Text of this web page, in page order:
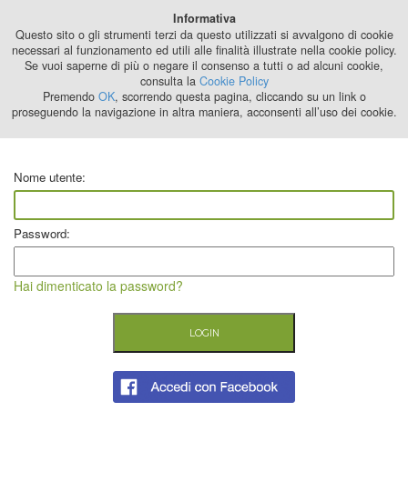
2024
Nome utente:
Password:
Hai dimenticato la password?
Informativa
Questo sito o gli strumenti terzi da questo utilizzati si avvalgono di cookie
necessari al funzionamento ed utili alle finalità illustrate nella cookie policy.
Se vuoi saperne di più o negare il consenso a tutti o ad alcuni cookie,
consulta la Cookie Policy
Premendo OK, scorrendo questa pagina, cliccando su un link o
proseguendo la navigazione in altra maniera, acconsenti all’uso dei cookie.